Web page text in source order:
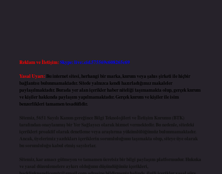
Reklam ve İletişim:Skype: live:.cid.575569c608265c69
Yasal Uyarı: Bu internet sitesi, herhangi bir marka, kurum veya şahıs şirketi ile hiçbir
bağlantısı bulunmamaktadır. Sitede yalnızca kendi hazırladığımız makaleler
paylaşılmaktadır. Burada yer alan içerikler haber niteliği taşımamakta olup, gerçek kurum
ve kişiler hakkında paylaşım yapılmamaktadır. Gerçek kurum ve kişiler ile isim
benzerlikleri tamamen tesadüfidir.
Sitemiz, 5651 Sayılı Kanun gereğince Bilgi Teknolojileri ve İletişim Kurumu (BTK)
tarafından onaylanmış bir Yer Sağlayıcı olarak hizmet vermektedir. Bu nedenle, sitedeki
içerikleri proaktif olarak denetleme veya araştırma yükümlülüğümüz bulunmamaktadır.
Ancak, üyelerimiz yazdıkları içeriklerin sorumluluğunu taşımakta olup, siteye üye olarak
bu sorumluluğu kabul etmiş sayılırlar.
Sitemiz, kar amacı gütmeyen ve tamamen ücretsiz bir bilgi paylaşım platformudur. Hukuka
ve yasal düzenlemelere aykırı olduğunu düşündüğünüz içerikleri,